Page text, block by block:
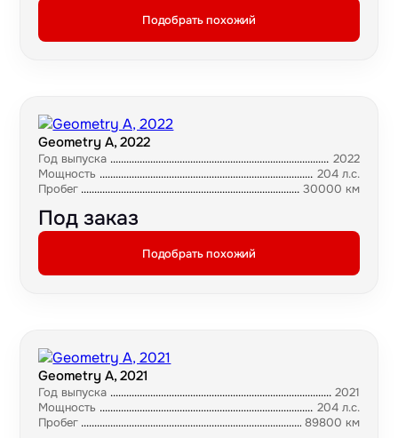
Подобрать похожий
Geometry A, 2022
Год выпуска
2022
Мощность
204 л.с.
Пробег
30000 км
Под заказ
Подобрать похожий
Geometry A, 2021
Год выпуска
2021
Мощность
204 л.с.
Пробег
89800 км